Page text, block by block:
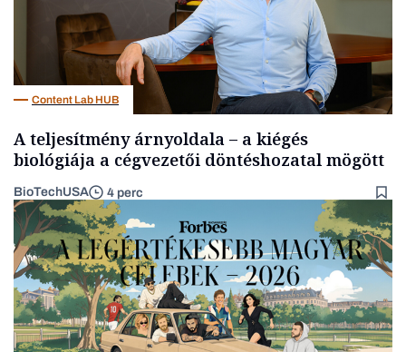
Content Lab HUB
A teljesítmény árnyoldala – a kiégés
biológiája a cégvezetői döntéshozatal mögött
BioTechUSA 4 perc